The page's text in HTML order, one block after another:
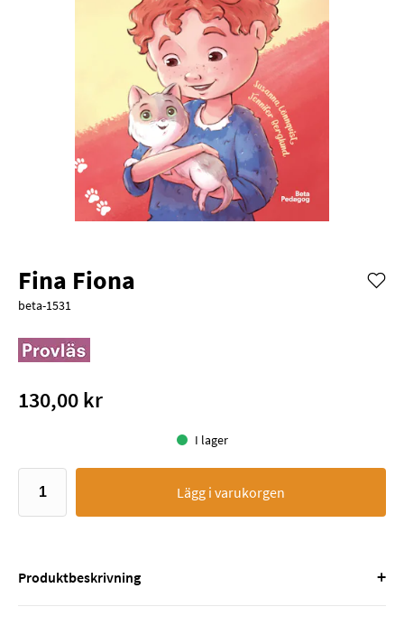
Fina Fiona
beta-1531
130,00 kr
I lager
Lägg i varukorgen
Produktbeskrivning +